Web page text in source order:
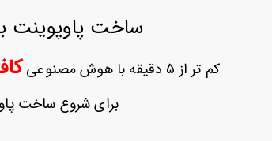
ساخت پاوپوینت
کم تر از 5 دقیقه با هوش مصنوعی
برای شروع ساخت